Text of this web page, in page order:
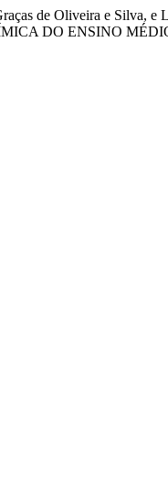
de Oliveira e
DO ENSINO